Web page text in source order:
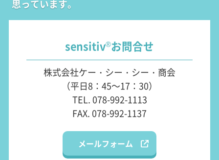
思っています。
sensitiv®お問合せ
株式会社ケー・シー・シー・商会
（平日8：45～17：30）
TEL. 078-992-1113
FAX. 078-992-1137
メールフォーム